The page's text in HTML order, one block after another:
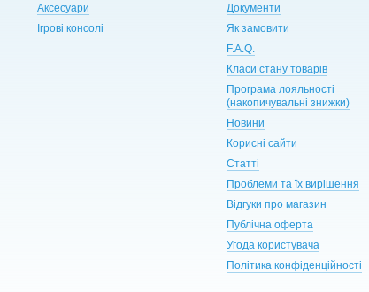
Аксесуари
Ігрові консолі
Документи
Як замовити
F.A.Q.
Класи стану товарів
Програма лояльності
(накопичувальні знижки)
Новини
Корисні сайти
Статті
Проблеми та їх вирішення
Відгуки про магазин
Публічна оферта
Угода користувача
Політика конфіденційності